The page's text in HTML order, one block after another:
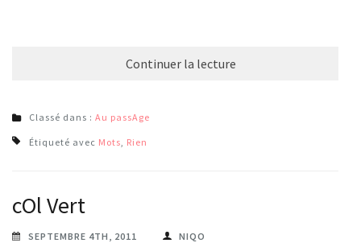
Continuer la lecture
Classé dans : Au passAge
Étiqueté avec Mots, Rien
cOl Vert
SEPTEMBRE 4TH, 2011 NIQO